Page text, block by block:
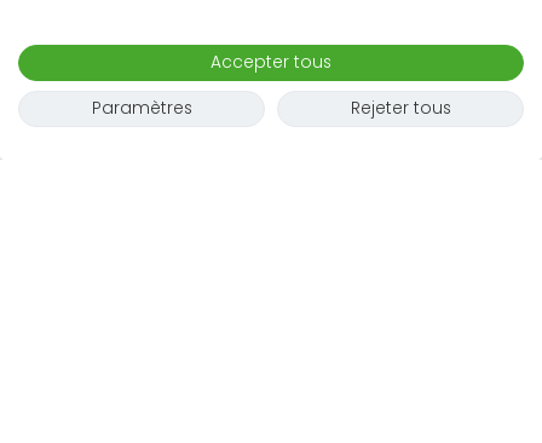
Accepter tous
Paramètres
Rejeter tous